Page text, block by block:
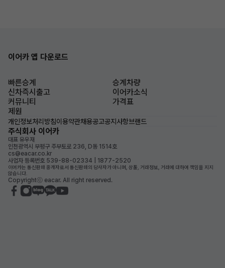
이어카 앱 다운로드
빠른승계
승계차량
신차즉시출고
이어카소식
커뮤니티
가격표
제원
개인정보처리방침이용약관채용공고공지사항브랜드
주식회사 이어카
대표 유우재
인천광역시 부평구 주부토로 236, D동 1514호
cs@eacar.co.kr
사업자 등록번호 539-88-02334 | 1877-2520
이어카는 통신판매 중개자로서 통신판매의 당사자가 아니며, 상품, 거래정보, 거래에 대하여 책임을 지지
않습니다.
Copyrightⓒ eacar. All right reserved.